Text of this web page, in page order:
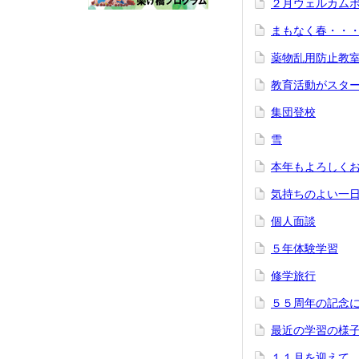
２月ウェルカム
まもなく春・・・
薬物乱用防止教室
教育活動がスタ
集団登校
雪
本年もよろしく
気持ちのよい一日
個人面談
５年体験学習
修学旅行
５５周年の記念に
最近の学習の様